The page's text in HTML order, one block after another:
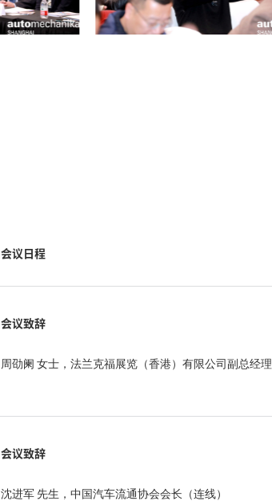
会议日程
会议致辞
周劭阑 女士，法兰克福展览（香港）有限公司副总经理
会议致辞
沈进军 先生，中国汽车流通协会会长（连线）